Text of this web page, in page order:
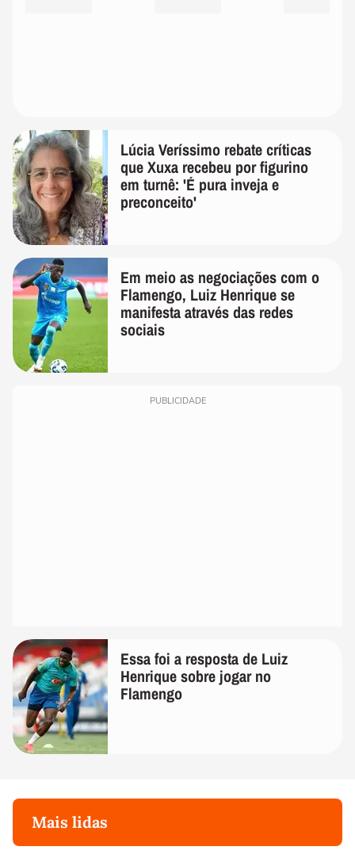
Lúcia Veríssimo rebate críticas
que Xuxa recebeu por figurino
em turnê: 'É pura inveja e
preconceito'
Em meio as negociações com o
Flamengo, Luiz Henrique se
manifesta através das redes
sociais
PUBLICIDADE
Essa foi a resposta de Luiz
Henrique sobre jogar no
Flamengo
Mais lidas